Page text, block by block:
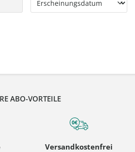
ABO-VORTEILE
Versandkostenfrei